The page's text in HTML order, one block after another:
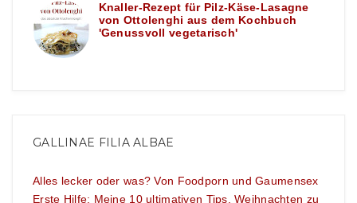
Knaller-Rezept für Pilz-Käse-Lasagne
von Ottolenghi aus dem Kochbuch
'Genussvoll vegetarisch'
GALLINAE FILIA ALBAE
Alles lecker oder was? Von Foodporn und Gaumensex
Erste Hilfe: Meine 10 ultimativen Tips, Weihnachten zu